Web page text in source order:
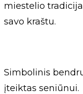
miestelio
savo kraštu.
Simbolinis
įteiktas seniūnui.